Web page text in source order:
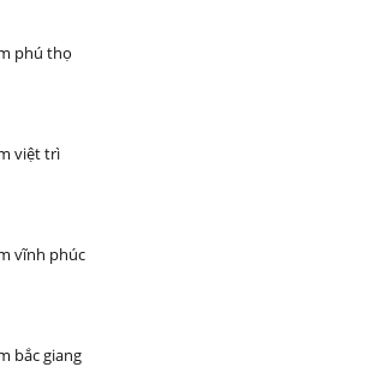
phú thọ
việt trì
vĩnh phúc
bắc giang